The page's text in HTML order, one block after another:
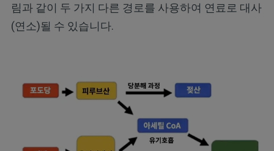
림과 같이 두 가지 다른 경로를 사용하여 연료로 대사
(연소)될 수 있습니다.